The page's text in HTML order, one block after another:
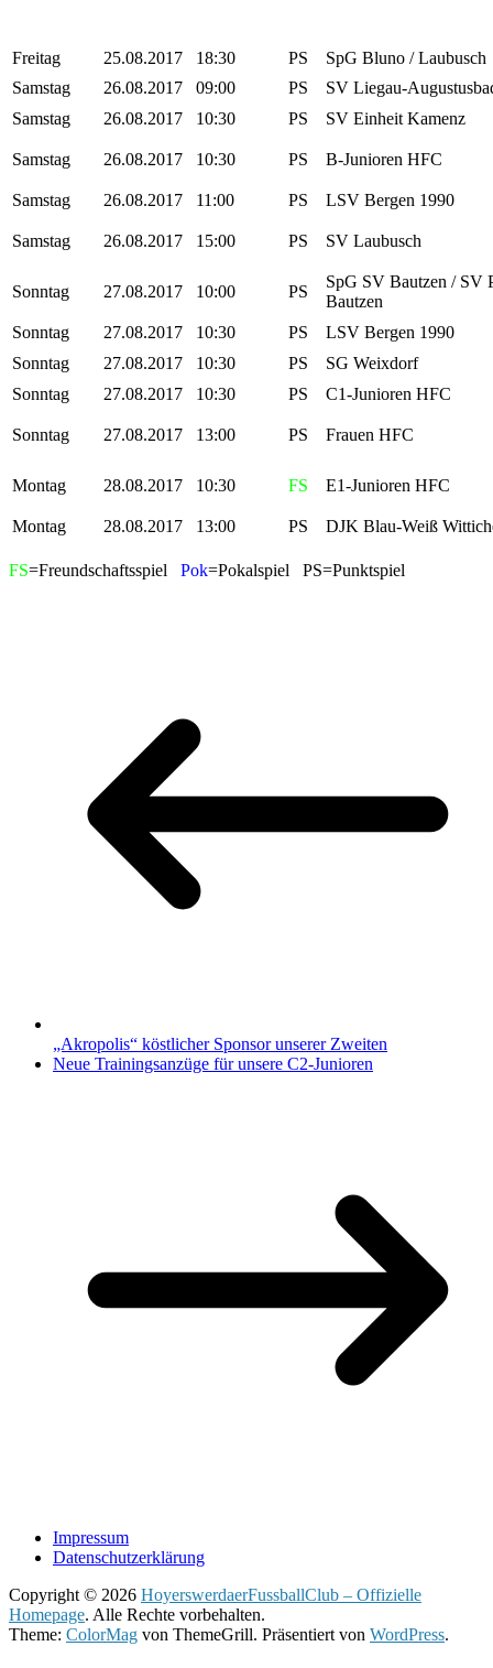
Freitag 25.08.2017 18:30 PS
SpG Bluno / Laubusch
Samstag
26.08.2017 09:00 PS
SV Liegau-
Samstag
26.08.2017 10:30 PS SV Einheit Kamenz
Samstag 26.08.2017 10:30 PS B-Junioren HFC
Samstag 26.08.2017 11:00 PS LSV Bergen 1990
Samstag 26.08.2017 15:00 PS SV Laubusch
Sonntag 27.08.2017 10:00 PS
SpG SV Bautzen / SV
Bautzen
Sonntag
27.08.2017 10:30 PS
LSV Bergen 1990
Sonntag
27.08.2017 10:30 PS
SG Weixdorf
Sonntag
27.08.2017 10:30 PS C1-Junioren HFC
Sonntag 27.08.2017 13:00 PS Frauen HFC
Montag 28.08.2017 10:30 FS E1-Junioren HFC
Montag 28.08.2017 13:00 PS DJK Blau-Weiß
FS=Freundschaftsspiel Pok=Pokalspiel PS=Punktspiel
„Akropolis“ köstlicher Sponsor unserer Zweiten
Neue Trainingsanzüge für unsere C2-Junioren
Impressum
Datenschutzerklärung
Copyright © 2026 HoyerswerdaerFussballClub – Offizielle
Homepage. Alle Rechte vorbehalten.
Theme: ColorMag von ThemeGrill. Präsentiert von WordPress.